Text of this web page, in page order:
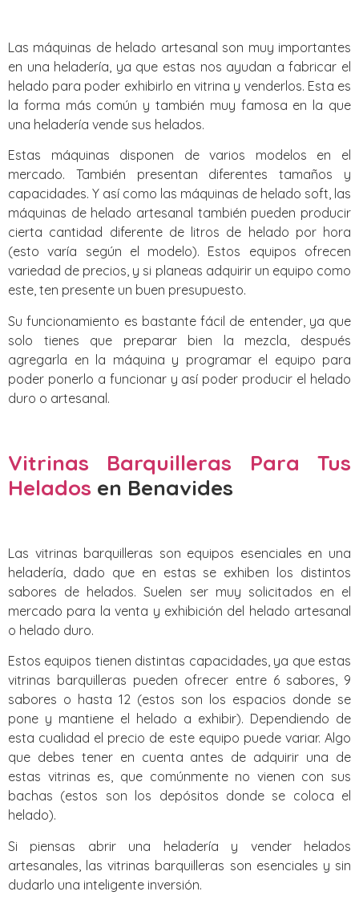
Las máquinas de helado artesanal son muy importantes
en una heladería, ya que estas nos ayudan a fabricar el
helado para poder exhibirlo en vitrina y venderlos. Esta es
la forma más común y también muy famosa en la que
una heladería vende sus helados.
Estas máquinas disponen de varios modelos en el
mercado. También presentan diferentes tamaños y
capacidades. Y así como las máquinas de helado soft, las
máquinas de helado artesanal también pueden producir
cierta cantidad diferente de litros de helado por hora
(esto varía según el modelo). Estos equipos ofrecen
variedad de precios, y si planeas adquirir un equipo como
este, ten presente un buen presupuesto.
Su funcionamiento es bastante fácil de entender, ya que
solo tienes que preparar bien la mezcla, después
agregarla en la máquina y programar el equipo para
poder ponerlo a funcionar y así poder producir el helado
duro o artesanal.
Vitrinas Barquilleras Para Tus
Helados en Benavides
Las vitrinas barquilleras son equipos esenciales en una
heladería, dado que en estas se exhiben los distintos
sabores de helados. Suelen ser muy solicitados en el
mercado para la venta y exhibición del helado artesanal
o helado duro.
Estos equipos tienen distintas capacidades, ya que estas
vitrinas barquilleras pueden ofrecer entre 6 sabores, 9
sabores o hasta 12 (estos son los espacios donde se
pone y mantiene el helado a exhibir). Dependiendo de
esta cualidad el precio de este equipo puede variar. Algo
que debes tener en cuenta antes de adquirir una de
estas vitrinas es, que comúnmente no vienen con sus
bachas (estos son los depósitos donde se coloca el
helado).
Si piensas abrir una heladería y vender helados
artesanales, las vitrinas barquilleras son esenciales y sin
dudarlo una inteligente inversión.